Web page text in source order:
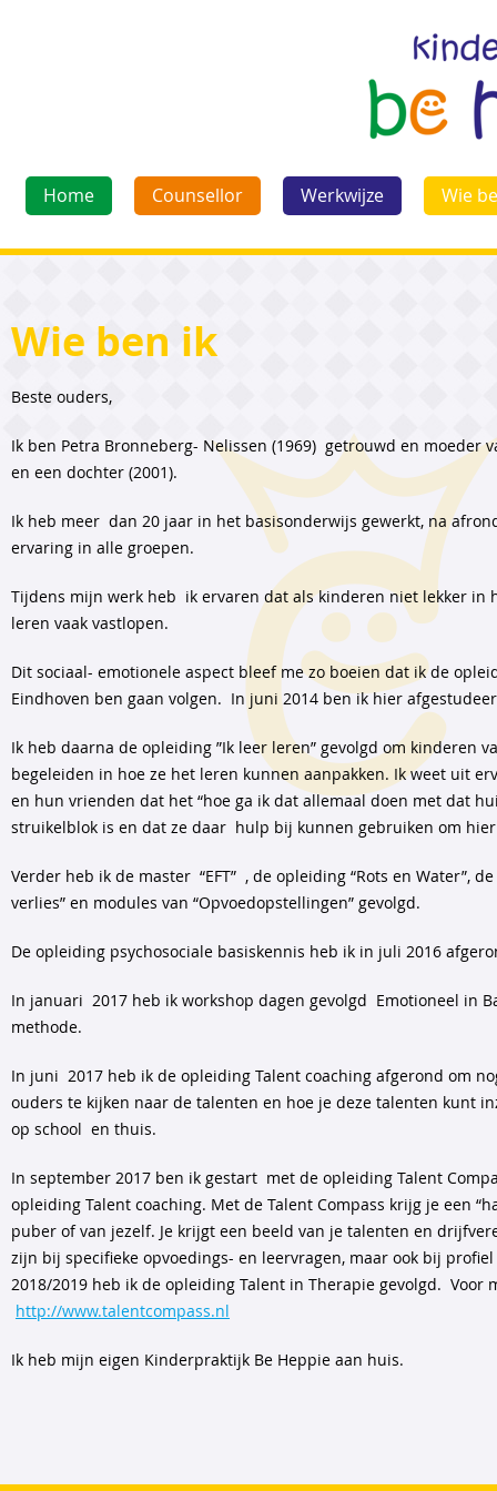
Home Counsellor Werkwijze Wie
Wie ben ik
Beste ouders,
Ik ben Petra Bronneberg- Nelissen (1969) getrouwd en moeder
en een dochter (2001).
Ik heb meer dan 20 jaar in het basisonderwijs gewerkt, na
ervaring in alle groepen.
Tijdens mijn werk heb ik ervaren dat als kinderen niet lekker in
leren vaak vastlopen.
Dit sociaal- emotionele aspect bleef me zo boeien dat ik de
Eindhoven ben gaan volgen. In juni 2014 ben ik hier
Ik heb daarna de opleiding ”Ik leer leren” gevolgd om kinderen
begeleiden in hoe ze het leren kunnen aanpakken. Ik weet uit
en hun vrienden dat het “hoe ga ik dat allemaal doen met dat
struikelblok is en dat ze daar hulp bij kunnen gebruiken om
Verder heb ik de master “EFT” , de opleiding “Rots en Water”,
verlies” en modules van “Opvoedopstellingen” gevolgd.
De opleiding psychosociale basiskennis heb ik in juli 2016
In januari 2017 heb ik workshop dagen gevolgd Emotioneel in
methode.
In juni 2017 heb ik de opleiding Talent coaching afgerond om
ouders te kijken naar de talenten en hoe je deze talenten kunt
op school en thuis.
In september 2017 ben ik gestart met de opleiding Talent
opleiding Talent coaching. Met de Talent Compass krijg je een
puber of van jezelf. Je krijgt een beeld van je talenten en
zijn bij specifieke opvoedings- en leervragen, maar ook bij
2018/2019 heb ik de opleiding Talent in Therapie gevolgd. Voor
http://www.talentcompass.nl
Ik heb mijn eigen Kinderpraktijk Be Heppie aan huis.